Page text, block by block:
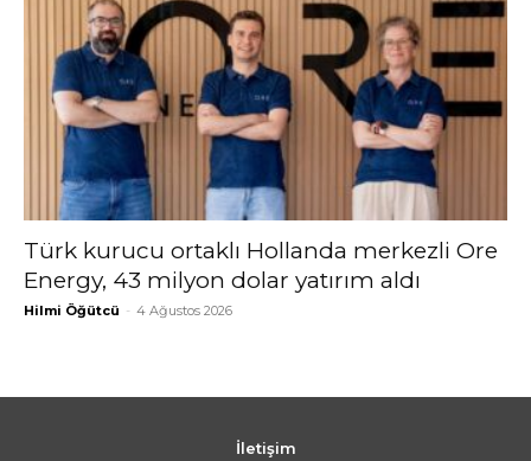
Türk kurucu ortaklı Hollanda merkezli Ore
Energy, 43 milyon dolar yatırım aldı
Hilmi Öğütcü - 4 Ağustos 2026
İletişim